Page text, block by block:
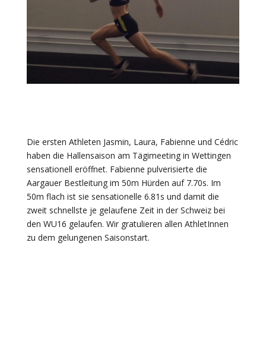
Die ersten Athleten Jasmin, Laura, Fabienne und Cédric
haben die Hallensaison am Tägimeeting in Wettingen
sensationell eröffnet. Fabienne pulverisierte die
Aargauer Bestleitung im 50m Hürden auf 7.70s. Im
50m flach ist sie sensationelle 6.81s und damit die
zweit schnellste je gelaufene Zeit in der Schweiz bei
den WU16 gelaufen. Wir gratulieren allen AthletInnen
zu dem gelungenen Saisonstart.